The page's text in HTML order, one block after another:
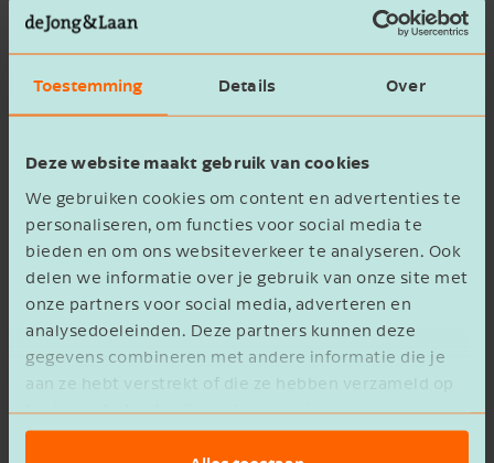
Toestemming Details Over
Deze website maakt gebruik van cookies
We gebruiken cookies om content en advertenties te
personaliseren, om functies voor social media te
bieden en om ons websiteverkeer te analyseren. Ook
delen we informatie over je gebruik van onze site met
onze partners voor social media, adverteren en
analysedoeleinden. Deze partners kunnen deze
gegevens combineren met andere informatie die je
aan ze hebt verstrekt of die ze hebben verzameld op
basis van het gebruik van hun services.
Bedrijfsnaam
Ik ga akkoord met hetprivacy statement
Verzenden